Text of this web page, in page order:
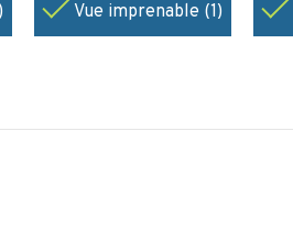
Vue imprenable (1)